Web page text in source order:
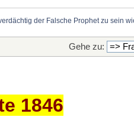
der Falsche Prophet zu sein
Gehe zu:
1846